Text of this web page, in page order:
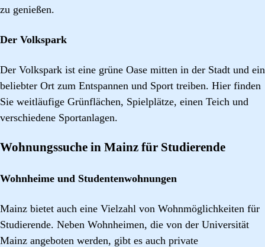
zu genießen.
Der Volkspark
Der Volkspark ist eine grüne Oase mitten in der Stadt und ein
beliebter Ort zum Entspannen und Sport treiben. Hier finden
Sie weitläufige Grünflächen, Spielplätze, einen Teich und
verschiedene Sportanlagen.
Wohnungssuche in Mainz für Studierende
Wohnheime und Studentenwohnungen
Mainz bietet auch eine Vielzahl von Wohnmöglichkeiten für
Studierende. Neben Wohnheimen, die von der Universität
Mainz angeboten werden, gibt es auch private